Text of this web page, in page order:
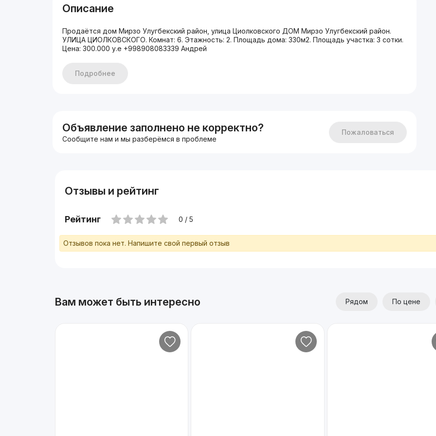
Описание
Продаётся дом Мирзо Улугбекский район, улица Циолковского ДОМ Мирзо Улугбекский район.
УЛИЦА ЦИОЛКОВСКОГО. Комнат: 6. Этажность: 2. Площадь дома: 330м2. Площадь участка: 3 сотки.
Цена: 300.000 у.е +998908083339 Андрей
Подробнее
Объявление заполнено не корректно?
Сообщите нам и мы разберёмся в проблеме
Пожаловаться
Отзывы и рейтинг
Рейтинг 0 / 5
Отзывов пока нет. Напишите свой первый отзыв
Вам может быть интересно Рядом По цене